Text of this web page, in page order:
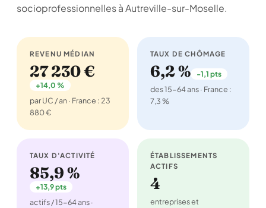
socioprofessionnelles à Autreville-sur-Moselle.
REVENU MÉDIAN
27 230 €
+14,0 %
par UC / an · France : 23
880 €
TAUX DE CHÔMAGE
6,2 % -1,1 pts
des 15-64 ans · France :
7,3 %
TAUX D'ACTIVITÉ
85,9 %
+13,9 pts
actifs / 15-64 ans ·
ÉTABLISSEMENTS
ACTIFS
4
entreprises et